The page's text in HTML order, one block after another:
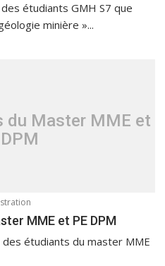
étudiants GMH S7 que
minière »...
du Master MME et
MME et PE DPM
étudiants du master MME